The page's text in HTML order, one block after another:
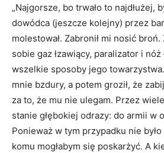
„Najgorsze, bo trwało to najdłużej,
dowódca (jeszcze kolejny) przez
molestował. Zabronił mi nosić
sobie gaz łzawiący, paralizator i
wszelkie sposoby jego
mnie bzdury, a potem groził, że
za to, że mu nie ulegam. Przez
stanie głębokiej odrazy: do armii w
Ponieważ w tym przypadku nie
komu mogłabym się poskarżyć. A